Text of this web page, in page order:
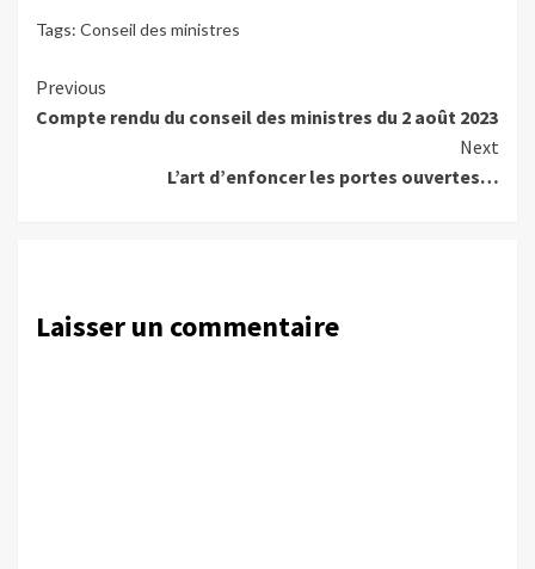
Tags: Conseil des ministres
Continue
Reading
Previous
Compte rendu du conseil des ministres du 2 août 2023
Next
L’art d’enfoncer les portes ouvertes…
Laisser un commentaire